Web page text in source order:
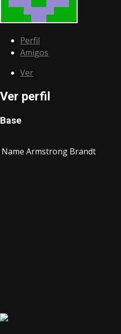
Perfil
Amigos
Ver
Ver perfil
Base
Name Armstrong Brandt